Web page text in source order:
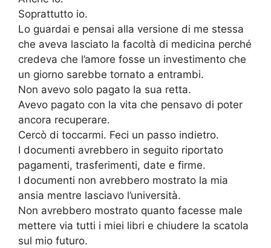
Soprattutto io.
Lo guardai e pensai alla versione di me stessa
che aveva lasciato la facoltà di medicina perché
credeva che l’amore fosse un investimento che
un giorno sarebbe tornato a entrambi.
Non avevo solo pagato la sua retta.
Avevo pagato con la vita che pensavo di poter
ancora recuperare.
Cercò di toccarmi. Feci un passo indietro.
I documenti avrebbero in seguito riportato
pagamenti, trasferimenti, date e firme.
I documenti non avrebbero mostrato la mia
ansia mentre lasciavo l’università.
Non avrebbero mostrato quanto facesse male
mettere via tutti i miei libri e chiudere la scatola
sul mio futuro.